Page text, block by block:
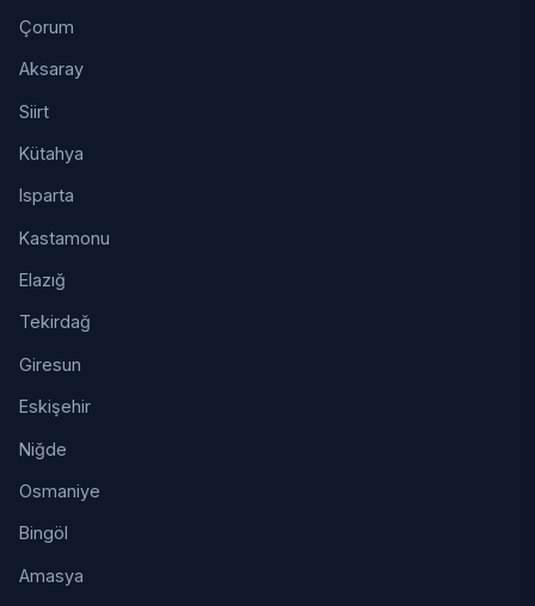
Çorum
Aksaray
Siirt
Kütahya
Isparta
Kastamonu
Elazığ
Tekirdağ
Giresun
Eskişehir
Niğde
Osmaniye
Bingöl
Amasya